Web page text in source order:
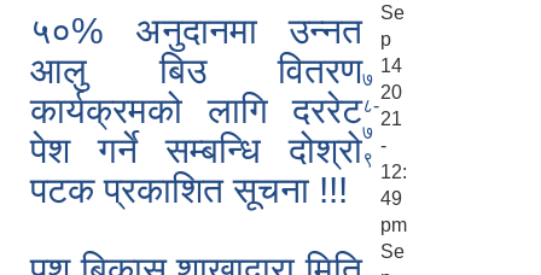
५०% अनुदानमा उन्नत
आलु बिउ वितरण
कार्यक्रमको लागि दररेट
पेश गर्ने सम्बन्धि दोश्रो
पटक प्रकाशित सूचना !!!
७
८-
७
९
Se
p
14
20
21
-
12:
49
pm
Se